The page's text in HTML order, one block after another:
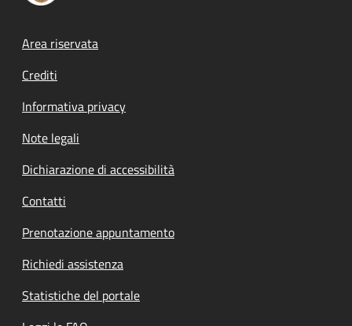
Footer menu
Area riservata
Crediti
Informativa privacy
Note legali
Dichiarazione di accessibilità
Contatti
Prenotazione appuntamento
Richiedi assistenza
Statistiche del portale